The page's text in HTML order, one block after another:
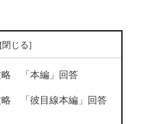
略 「本編」回答
「彼目線本編」回答